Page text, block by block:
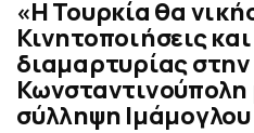
«Η Τουρκία θα
Κινητοποιήσεις
διαμαρτυρίας στην
Κωνσταντινούπολη
σύλληψη Ιμάμογλου